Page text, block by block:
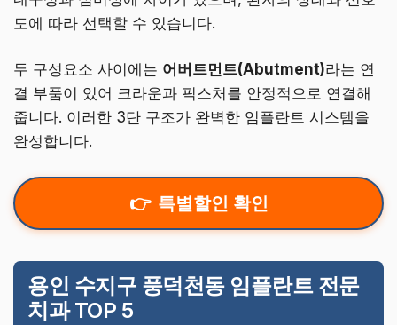
도에 따라 선택할 수 있습니다.
두 구성요소 사이에는 어버트먼트(Abutment)라는 연
결 부품이 있어 크라운과 픽스처를 안정적으로 연결해
줍니다. 이러한 3단 구조가 완벽한 임플란트 시스템을
완성합니다.
특별할인 확인
용인 수지구 풍덕천동 임플란트 전문
치과 TOP 5